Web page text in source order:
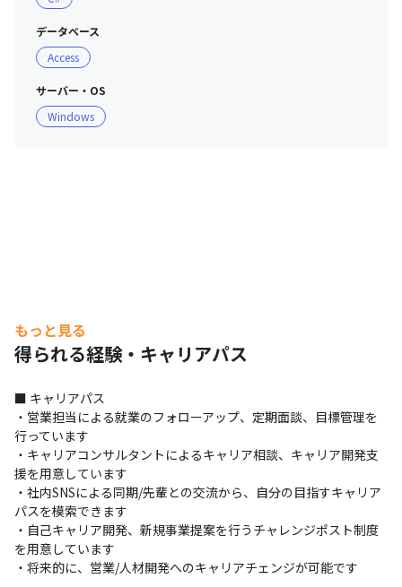
働きながら資格が取得できるよう、資格取得の受講料をサ
ポート。
金銭面だけでなく、学べる時間を確保できるような勤務環
境に配慮したり、働きながら学べる内容のプロジェクトを
選定したりするなど、無理なくスキルアップできる環境を
整えています。
りをきちんと評価しています。
データベース
Access
サーバー・OS
Windows
もっと見る
得られる経験・キャリアパス
■ キャリアパス
・営業担当による就業のフォローアップ、定期面談、目標管理を
行っています
・キャリアコンサルタントによるキャリア相談、キャリア開発支
援を用意しています
・社内SNSによる同期/先輩との交流から、自分の目指すキャリア
パスを模索できます
・自己キャリア開発、新規事業提案を行うチャレンジポスト制度
を用意しています
・将来的に、営業/人材開発へのキャリアチェンジが可能です